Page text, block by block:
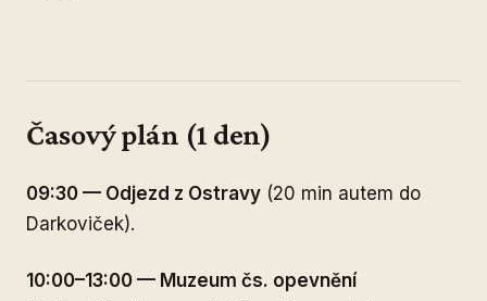
Časový plán (1 den)
09:30 — Odjezd z Ostravy (20 min autem do
Darkoviček).
10:00–13:00 — Muzeum čs. opevnění